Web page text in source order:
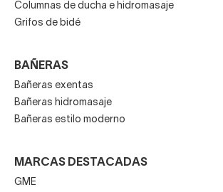
Columnas de ducha e hidromasaje
Grifos de bidé
BAÑERAS
Bañeras exentas
Bañeras hidromasaje
Bañeras estilo moderno
MARCAS DESTACADAS
GME